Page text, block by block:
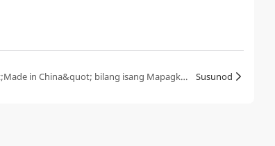
DG Display Showcase: Paggawa ng &quot;Made in China&quot; bilang isang Mapagkakatiwalaang Pangalan sa Pandaigdigang Luho Susunod